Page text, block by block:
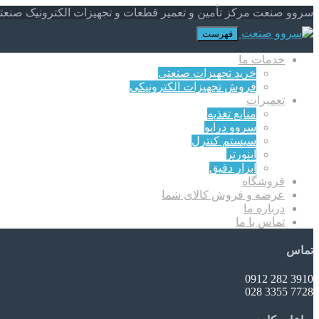
سروو صنعت مرکز تأمین و تعمیر قطعات و تجهیزات الکترونیک
فهرست
خدمات ما
خرید تجهیزات صنعتی
فروش تجهیزات الکترونیکی
تعمیرات
منابع تغذیه
سروو درایو
سیستم کنترل
اینورتر
ابزار دقیق
فروشگاه
عرضه و فروش کالای شما
درباره ما
تماس با ما
تماس
3910 282 0912
7728 3355 028